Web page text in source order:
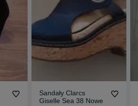
Sandały Clarcs
Giselle Sea 38 Nowe